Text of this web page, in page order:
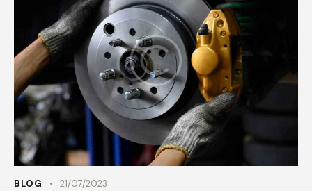
BLOG 21/07/2023